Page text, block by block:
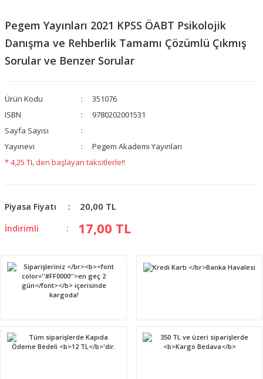
Pegem Yayınları 2021 KPSS ÖABT Psikolojik
Danışma ve Rehberlik Tamamı Çözümlü Çıkmış
Sorular ve Benzer Sorular
Ürün Kodu
351076
ISBN
9780202001531
Sayfa Sayısı
Yayınevi
Pegem Akademi Yayınları
* 4,25 TL den başlayan taksitlerle!!
Piyasa Fiyatı 20,00 TL
İndirimli 17,00 TL